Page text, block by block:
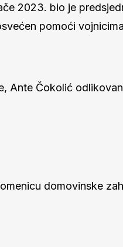
2023. bio je
pomoći
Ante Čokolić
domovinske